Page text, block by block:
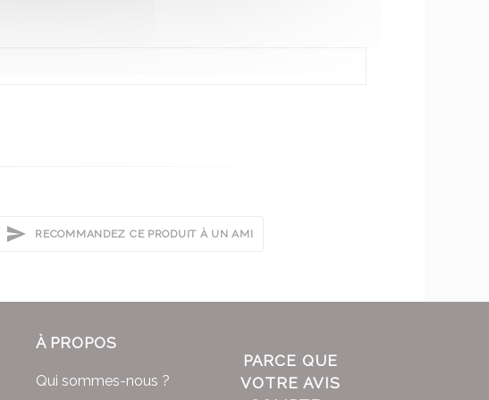
RECOMMANDEZ CE PRODUIT À UN AMI
À PROPOS
Qui sommes-nous ?
PARCE QUE
VOTRE AVIS